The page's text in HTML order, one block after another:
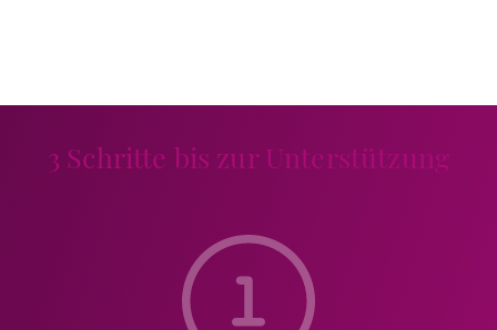
3 Schritte bis zur Unterstützung